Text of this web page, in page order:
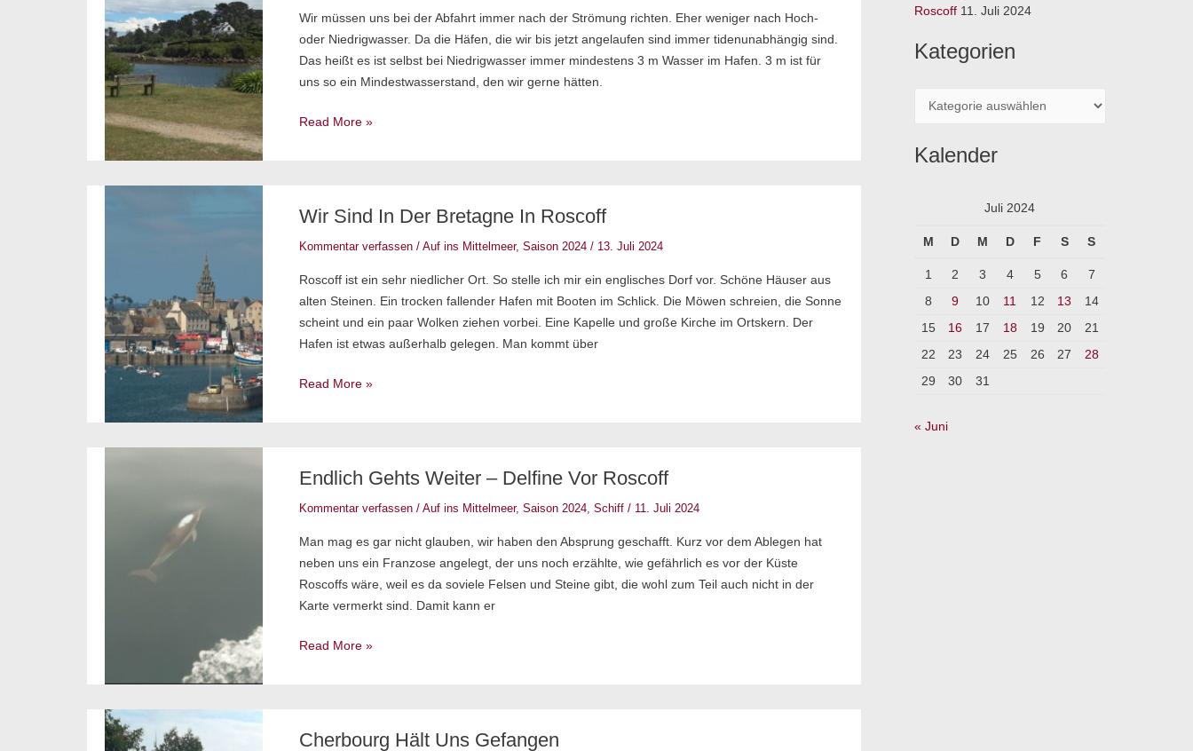
Wir müssen uns bei der Abfahrt immer nach der Strömung richten. Eher weniger nach Hoch-
oder Niedrigwasser. Da die Häfen, die wir bis jetzt angelaufen sind immer tidenunabhängig sind.
Das heißt es ist selbst bei Niedrigwasser immer mindestens 3 m Wasser im Hafen. 3 m ist für
uns so ein Mindestwasserstand, den wir gerne hätten.
Read More »
Wir Sind In Der Bretagne In Roscoff
Kommentar verfassen /Auf ins Mittelmeer,Saison 2024 / 13. Juli 2024
Roscoff ist ein sehr niedlicher Ort. So stelle ich mir ein englisches Dorf vor. Schöne Häuser aus
alten Steinen. Ein trocken fallender Hafen mit Booten im Schlick. Die Möwen schreien, die Sonne
scheint und ein paar Wolken ziehen vorbei. Eine Kapelle und große Kirche im Ortskern. Der
Hafen ist etwas außerhalb gelegen. Man kommt über
sind
in
Bretagne
in
Roscoff
Read More »
Endlich Gehts Weiter – Delfine Vor Roscoff
Kommentar verfassen /Auf ins Mittelmeer,Saison 2024,Schiff / 11. Juli 2024
Man mag es gar nicht glauben, wir haben den Absprung geschafft. Kurz vor dem Ablegen hat
neben uns ein Franzose angelegt, der uns noch erzählte, wie gefährlich es vor der Küste
Roscoffs wäre, weil es da soviele Felsen und Steine gibt, die wohl zum Teil auch nicht in der
Karte vermerkt sind. Damit kann er
gehts
Delfine
vor
Roscoff
Read More »
Cherbourg Hält Uns Gefangen
hält
Roscoff 11. Juli 2024
Kategorien
Kalender
Juli 2024
M D M D F S S
1 2 3 4 5 6
7
8
9 10 11 12 13
14
15
16 17 18 19 20
21
22
23 24 25 26 27
28
29
30 31
« Juni